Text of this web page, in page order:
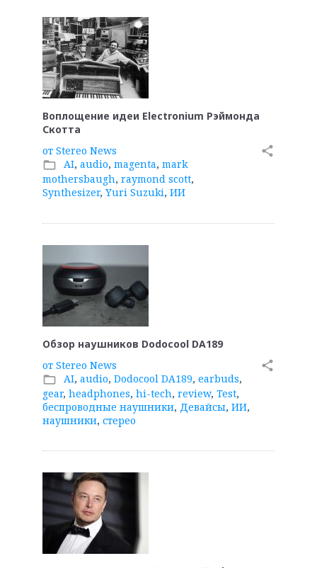
Воплощение идеи Electronium Рэймонда
Скотта
от Stereo News
folder_open AI, audio, magenta, mark
mothersbaugh, raymond scott,
Synthesizer, Yuri Suzuki, ИИ
share
Обзор наушников Dodocool DA189
от Stereo News
folder_open AI, audio, Dodocool DA189, earbuds,
gear, headphones, hi-tech, review, Test,
беспроводные наушники, Девайсы, ИИ,
наушники, стерео
share